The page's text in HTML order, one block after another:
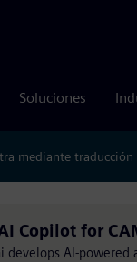
Soluciones
mediante
Copilot for
develops AI-